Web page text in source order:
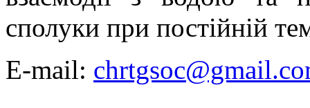
сполуки при постійній
E-mail: